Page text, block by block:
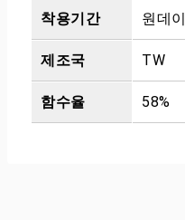
착용기간 원데이
제조국 TW
함수율 58%